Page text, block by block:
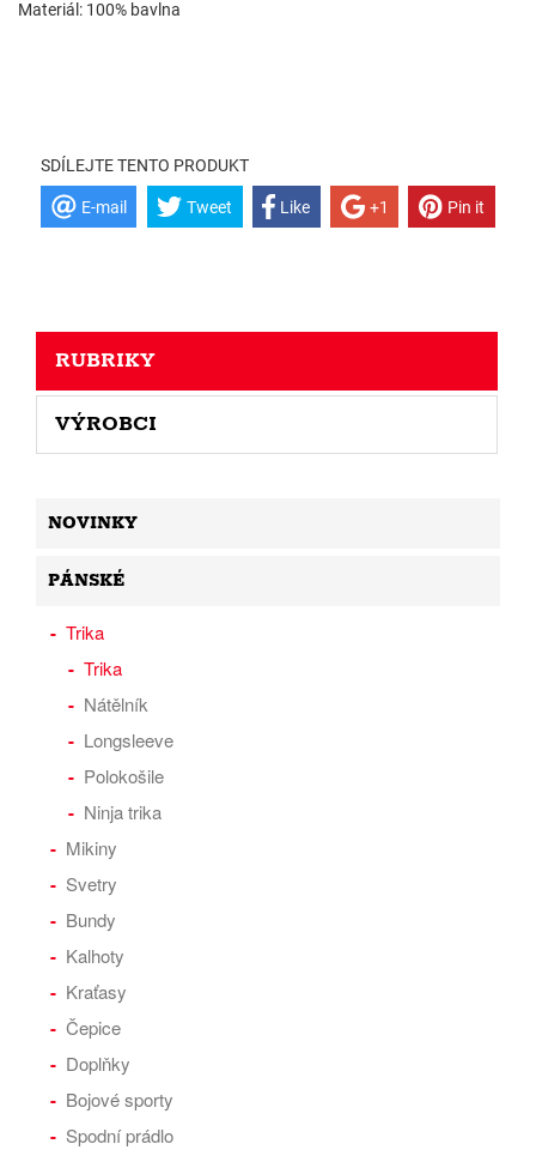
Materiál: 100% bavlna
SDÍLEJTE TENTO PRODUKT
E-mail Tweet Like +1 Pin it
RUBRIKY
VÝROBCI
NOVINKY
PÁNSKÉ
Trika
Trika
Nátělník
Longsleeve
Polokošile
Ninja trika
Mikiny
Svetry
Bundy
Kalhoty
Kraťasy
Čepice
Doplňky
Bojové sporty
Spodní prádlo